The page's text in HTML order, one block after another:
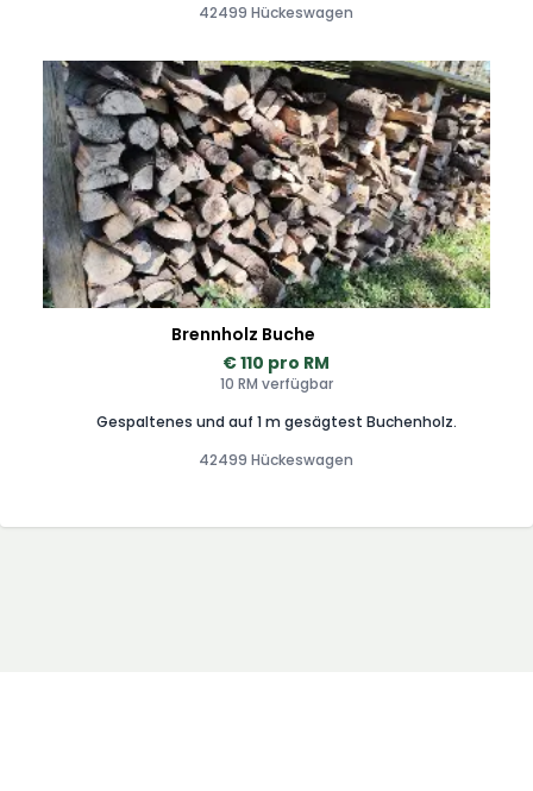
42499 Hückeswagen
Brennholz Buche
€ 110 pro RM
10 RM verfügbar
Gespaltenes und auf 1 m gesägtest Buchenholz.
42499 Hückeswagen